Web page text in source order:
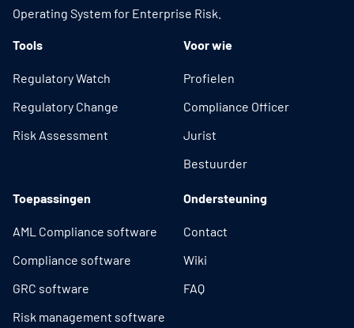
Operating System for Enterprise Risk.
Tools
Regulatory Watch
Regulatory Change
Risk Assessment
Voor wie
Profielen
Compliance Officer
Jurist
Bestuurder
Toepassingen
AML Compliance software
Compliance software
GRC software
Risk management software
Ondersteuning
Contact
Wiki
FAQ